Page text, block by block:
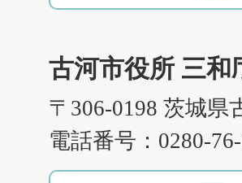
古河市役所 三和
〒306-0198 茨城県
電話番号：0280-